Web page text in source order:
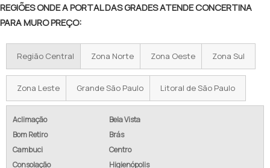
CONCERTINA DUPLA CLIPADA 45CM PREÇO
CERCA ESPIRAL PREÇO
CONCERTINA PIRACICABA
COMPRAR CONCERTINA PARA MURO
CERCA CONCERTINA GALVANIZADA
REGIÕES ONDE A PORTAL DAS GRADES ATENDE CONCERTINA
PARA MURO PREÇO:
Região Central Zona Norte Zona Oeste Zona Sul
Zona Leste Grande São Paulo Litoral de São Paulo
Aclimação
Bela Vista
Bom Retiro
Brás
Cambuci
Centro
Consolação
Higienópolis